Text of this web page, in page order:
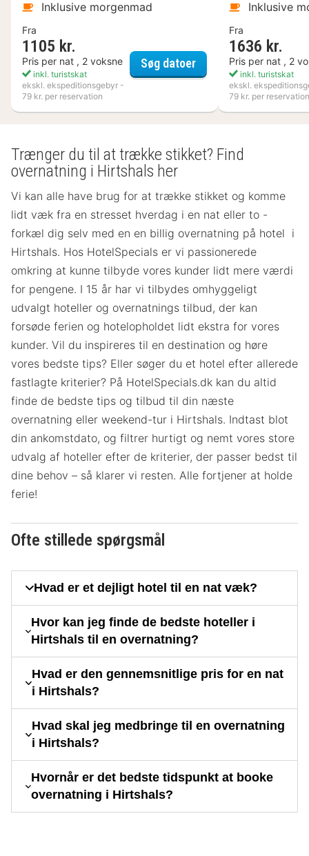
Inklusive morgenmad
Fra
1105 kr.
Pris per nat , 2 voksne
inkl. turistskat
ekskl. ekspeditionsgebyr -
79 kr. per reservation
Søg datoerVANN
Inklusive
Fra
1636 kr.
Pris per nat , 2
inkl. turistskat
ekskl.
79 kr. per reservation
Trænger du til at trække stikket? Find
overnatning i Hirtshals her
Vi kan alle have brug for at trække stikket og komme
lidt væk fra en stresset hverdag i en nat eller to -
forkæl dig selv med en en billig overnatning på hotel i
Hirtshals. Hos HotelSpecials er vi passionerede
omkring at kunne tilbyde vores kunder lidt mere værdi
for pengene. I 15 år har vi tilbydes omhyggeligt
udvalgt hoteller og overnatnings tilbud, der kan
forsøde ferien og hotelopholdet lidt ekstra for vores
kunder. Vil du inspireres til en destination og høre
vores bedste tips? Eller søger du et hotel efter allerede
fastlagte kriterier? På HotelSpecials.dk kan du altid
finde de bedste tips og tilbud til din næste
overnatning eller weekend-tur i Hirtshals. Indtast blot
din ankomstdato, og filtrer hurtigt og nemt vores store
udvalg af hoteller efter de kriterier, der passer bedst til
dine behov – så klarer vi resten. Alle fortjener at holde
ferie!
Ofte stillede spørgsmål
Hvad er et dejligt hotel til en nat væk?
Hvor kan jeg finde de bedste hoteller i
Hirtshals til en overnatning?
Hvad er den gennemsnitlige pris for en nat
i Hirtshals?
Hvad skal jeg medbringe til en overnatning
i Hirtshals?
Hvornår er det bedste tidspunkt at booke
overnatning i Hirtshals?